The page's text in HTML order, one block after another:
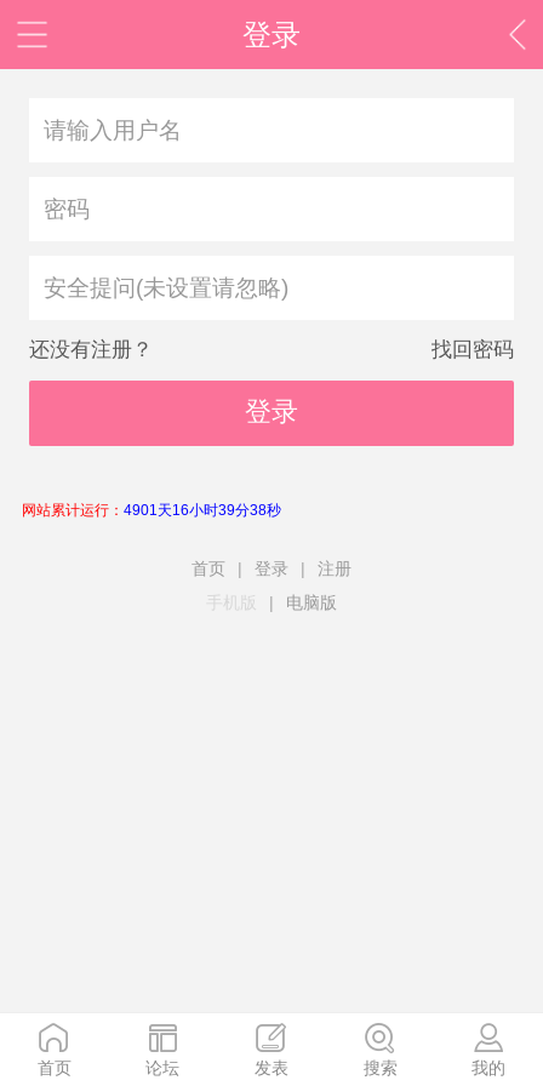
登录
安全提问(未设置请忽略)
还没有注册？ 找回密码
登录
网站累计运行： 4901天16小时39分38秒
首页 | 登录 |
注册
手机版
| 电脑版
首页 论坛 发表 搜索 我的